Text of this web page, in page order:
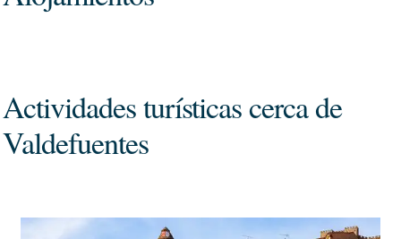
Actividades turísticas cerca de
Valdefuentes